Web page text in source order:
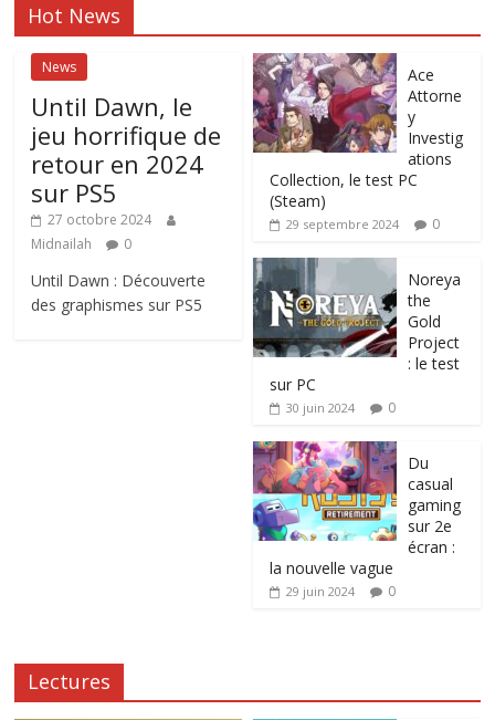
Hot News
News
Until Dawn, le
jeu horrifique de
retour en 2024
sur PS5
27 octobre 2024
Midnailah
0
Until Dawn : Découverte
des graphismes sur PS5
Ace
Attorne
y
Investig
ations
Collection, le test PC
(Steam)
29 septembre 2024 0
Noreya
the
Gold
Project
: le test
sur PC
30 juin 2024 0
Du
casual
gaming
sur 2e
écran :
la nouvelle vague
29 juin 2024 0
Lectures